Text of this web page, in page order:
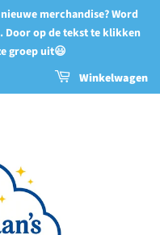
merchandise? Word
Door op de tekst te klikken
groep uit😃
Winkelwagen